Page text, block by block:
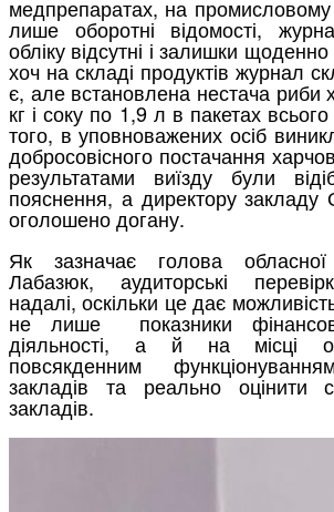
медпрепаратах, на промисловому
лише оборотні відомості,
обліку відсутні і залишки
хоч на складі продуктів журнал
є, але встановлена нестача риби
кг і соку по 1,9 л в пакетах
того, в уповноважених осіб
добросовісного постачання
результатами виїзду були
пояснення, а директору
оголошено догану.
Як зазначає голова
Лабазюк, аудиторські
надалі, оскільки це дає
не лише показники
діяльності, а й на місці
повсякденним
закладів та реально оцінити
закладів.